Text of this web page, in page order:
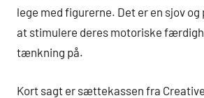
lege med figurerne. Det er en sjov
at stimulere deres motoriske
tænkning på.
Kort sagt er sættekassen fra